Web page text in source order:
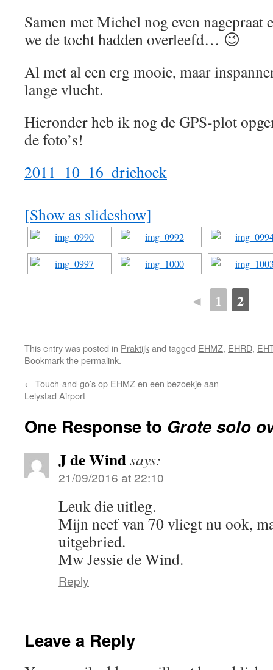
Samen met Michel nog even nagepraat
we de tocht hadden overleefd… 😉
Al met al een erg mooie, maar
lange vlucht.
Hieronder heb ik nog de GPS-plot
de foto’s!
2011_10_16_driehoek
[Show as slideshow]
◄ 1 2
This entry was posted in Praktijkand tagged EHMZ, EHRD,
Bookmark thepermalink.
← Touch-and-go’s op EHMZ en een bezoekje aan
Lelystad Airport
One Response to Grote solo
J de Windsays:
21/09/2016 at 22:10
Leuk die uitleg.
Mijn neef van 70 vliegt nu ook,
uitgebried.
Mw Jessie de Wind.
Reply
Leave a Reply